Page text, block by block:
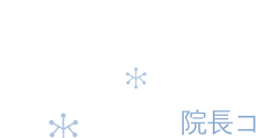
院長